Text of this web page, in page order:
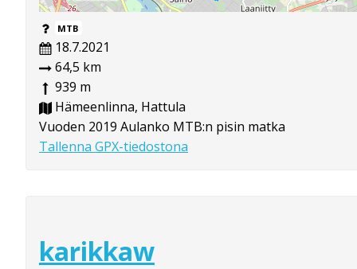
MTB
18.7.2021
64,5 km
939 m
Hämeenlinna, Hattula
Vuoden 2019 Aulanko MTB:n pisin matka
Tallenna GPX-tiedostona
karikkaw